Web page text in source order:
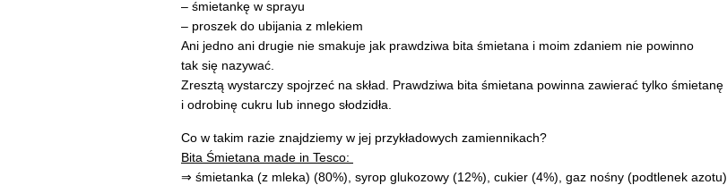
– śmietankę w sprayu
– proszek do ubijania z mlekiem
Ani jedno ani drugie nie smakuje jak prawdziwa bita śmietana i moim zdaniem nie powinno
tak się nazywać.
Zresztą wystarczy spojrzeć na skład. Prawdziwa bita śmietana powinna zawierać tylko śmietanę
i odrobinę cukru lub innego słodzidła.
Co w takim razie znajdziemy w jej przykładowych zamiennikach?
Bita Śmietana made in Tesco:
⇒ śmietanka (z mleka) (80%), syrop glukozowy (12%), cukier (4%), gaz nośny (podtlenek azotu),